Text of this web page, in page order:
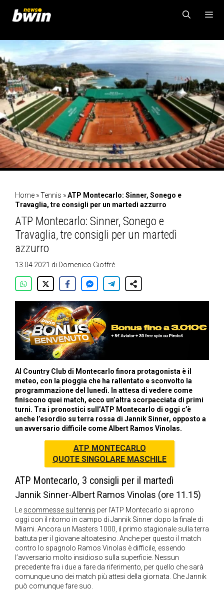
contenuto
Home »Tennis »ATP Montecarlo: Sinner, Sonego e
Travaglia, tre consigli per un martedì azzurro
ATP Montecarlo: Sinner, Sonego e
Travaglia, tre consigli per un martedì
azzurro
13.04.2021 di Domenico Gioffrè
Al Country Club di Montecarlo finora protagonista è il
meteo, con la pioggia che ha rallentato e sconvolto la
programmazione del lunedì. In attesa di vedere come
finiscono quei match, ecco un’altra scorpacciata di primi
turni. Tra i pronostici sull’ATP Montecarlo di oggi c’è
anche l’esordio su terra rossa di Jannik Sinner, opposto a
un avversario difficile come Albert Ramos Vinolas.
ATP MONTECARLO
QUOTE SINGOLARE MASCHILE
ATP Montecarlo, 3 consigli per il martedì
Jannik Sinner-Albert Ramos Vinolas (ore 11.15)
Le scommesse sul tennis per l’ATP Montecarlo si aprono
oggi con il ritorno in campo di Jannik Sinner dopo la finale di
Miami. Ancora un Masters 1000, il primo stagionale sulla terra
battuta per il giovane altoatesino. Anche per questo il match
contro lo spagnolo Ramos Vinolas è difficile, essendo
l’avversario molto insidioso sulla superficie. Nessun
precedente fra i due a fare da riferimento, per quello che sarà
comunque uno dei match più attesi della giornata. Che Jannik
può comunque fare suo.